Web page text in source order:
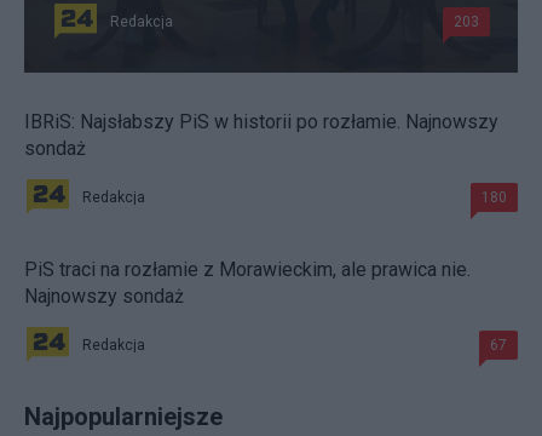
Redakcja 203
IBRiS: Najsłabszy PiS w historii po rozłamie. Najnowszy
sondaż
Redakcja 180
PiS traci na rozłamie z Morawieckim, ale prawica nie.
Najnowszy sondaż
Redakcja 67
Najpopularniejsze